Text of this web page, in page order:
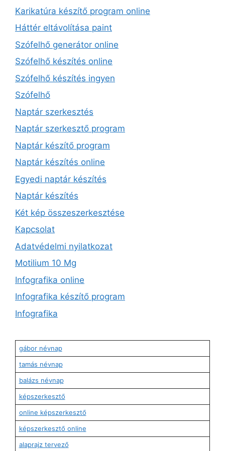
Karikatúra készítő program online
Háttér eltávolítása paint
Szófelhő generátor online
Szófelhő készítés online
Szófelhő készítés ingyen
Szófelhő
Naptár szerkesztés
Naptár szerkesztő program
Naptár készítő program
Naptár készítés online
Egyedi naptár készítés
Naptár készítés
Két kép összeszerkesztése
Kapcsolat
Adatvédelmi nyilatkozat
Motilium 10 Mg
Infografika online
Infografika készítő program
Infografika
gábor névnap
tamás névnap
balázs névnap
képszerkesztő
online képszerkesztő
képszerkesztő online
alaprajz tervező